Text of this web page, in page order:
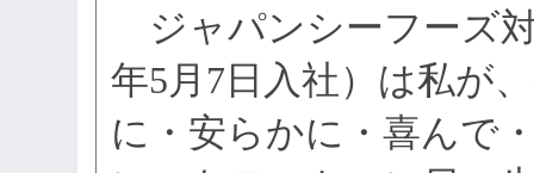
ジャパンシーフーズ
年5月7日入社）は私が
に・安らかに・喜んで